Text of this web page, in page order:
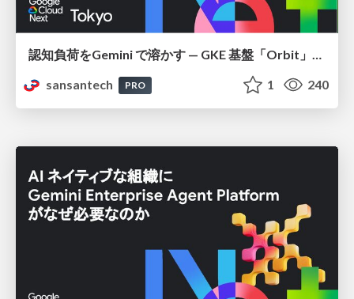
認知負荷をGemini で溶かす — GKE 基盤「Orbit」における AI エージェントの実践
sansantech
PRO 1 240